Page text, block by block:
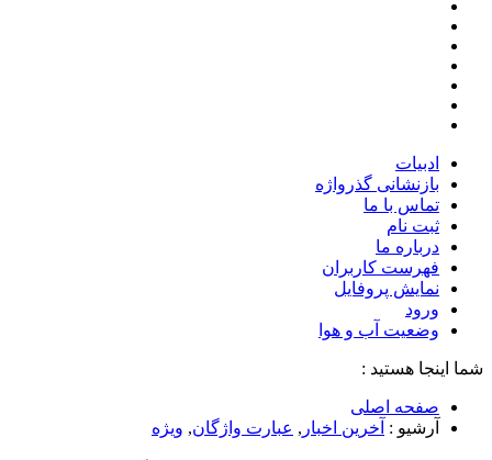
ادبیات
بازنشانی گذرواژه
تماس با ما
ثبت نام
درباره ما
فهرست کاربران
نمایش پروفایل
ورود
وضعیت آب و هوا
شما اینجا هستید :
صفحه اصلی
آرشیو : آخرین اخبار , عبارت واژگان, ویژه